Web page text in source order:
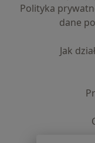
Polityka
dane
Jak